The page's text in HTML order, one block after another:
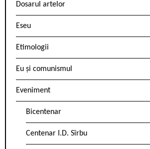
Dosarul artelor
Eseu
Etimologii
Eu și comunismul
Eveniment
Bicentenar
Centenar I.D. Sîrbu